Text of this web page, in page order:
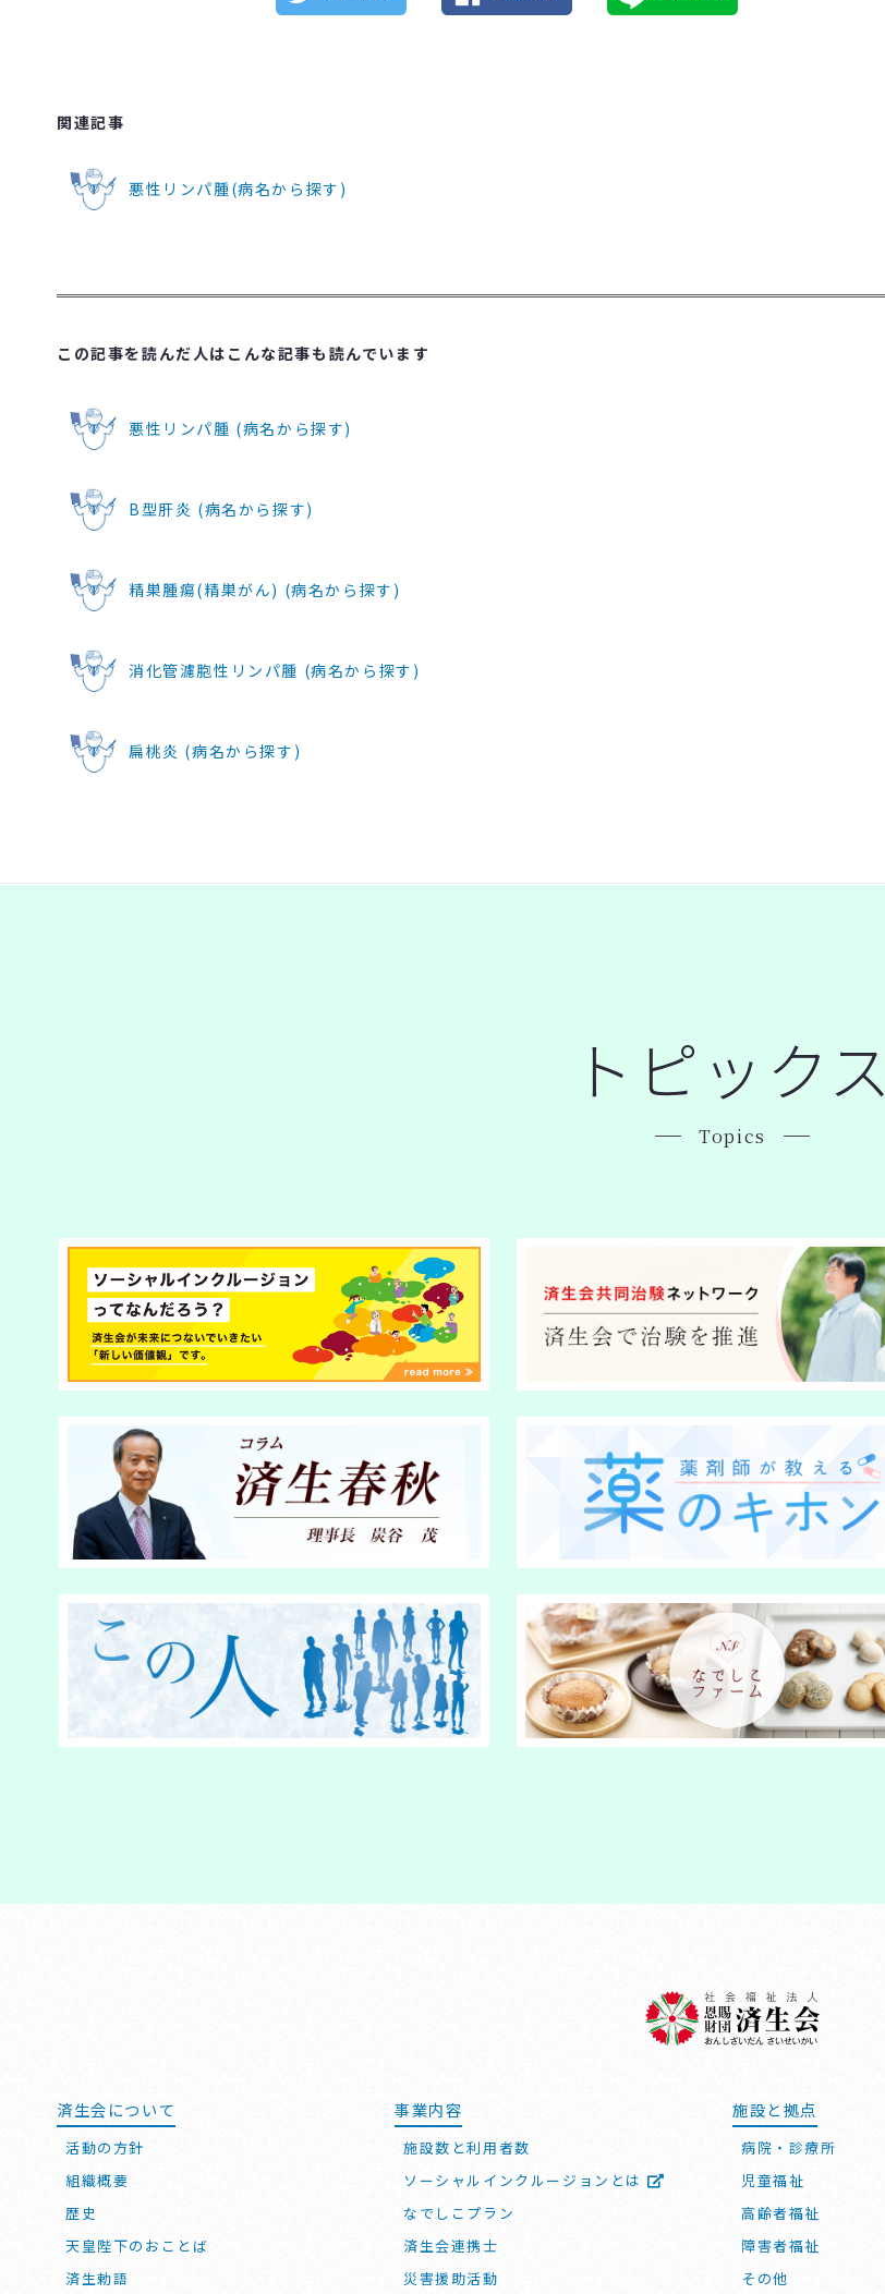
関連記事
悪性リンパ腫(病名から探す)
この記事を読んだ人はこんな記事も読んでいます
悪性リンパ腫 (病名から探す)
B型肝炎 (病名から探す)
精巣腫瘍(精巣がん) (病名から探す)
消化管濾胞性リンパ腫 (病名から探す)
扁桃炎 (病名から探す)
トピックス
Topics
済生会について
活動の方針
組織概要
歴史
天皇陛下のおことば
済生勅語
事業内容
施設数と利用者数
ソーシャルインクルージョンとは
なでしこプラン
済生会連携士
災害援助活動
施設と拠点
病院・診療所
児童福祉
高齢者福祉
障害者福祉
その他